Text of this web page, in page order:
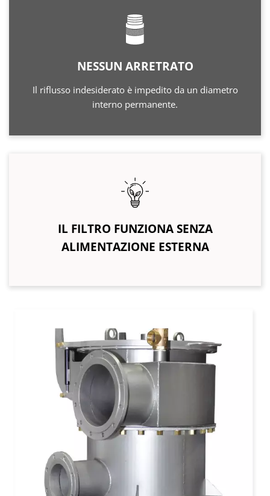
NESSUN ARRETRATO
Il riflusso indesiderato è impedito da un diametro
interno permanente.
IL FILTRO FUNZIONA SENZA
ALIMENTAZIONE ESTERNA